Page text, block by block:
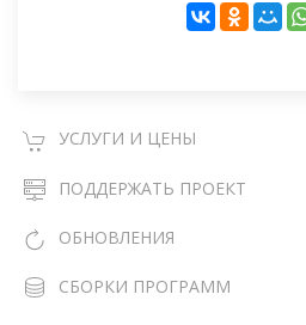
УСЛУГИ И ЦЕНЫ
ПОДДЕРЖАТЬ ПРОЕКТ
ОБНОВЛЕНИЯ
СБОРКИ ПРОГРАММ